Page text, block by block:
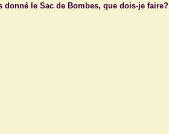
le Sac de Bombes, que dois-je faire?